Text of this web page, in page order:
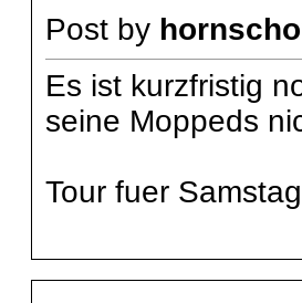
Post by
Es ist kurzfristig
seine Moppeds
Tour fuer